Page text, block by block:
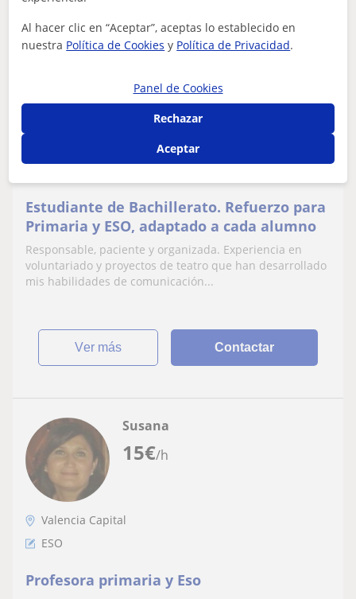
€ /h
Lola
Valencia Ciudad, Alboraya, Al...
Estudiante de Bachillerato. Refuerzo para
Primaria y ESO, adaptado a cada alumno
Responsable, paciente y organizada. Experiencia en
voluntariado y proyectos de teatro que han desarrollado
mis habilidades de comunicación...
ver más Contactar
15€/h
Susana
Valencia Capital
ESO
Profesora primaria y Eso
Al hacer clic en “Aceptar”, aceptas lo establecido en
nuestra Política de Cookies y Política de Privacidad.
Panel de Cookies
Rechazar
Aceptar